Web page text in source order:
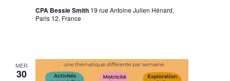
CPA Bessie Smith 19 rue Antoine Julien Hénard,
Paris 12, France
MER
30